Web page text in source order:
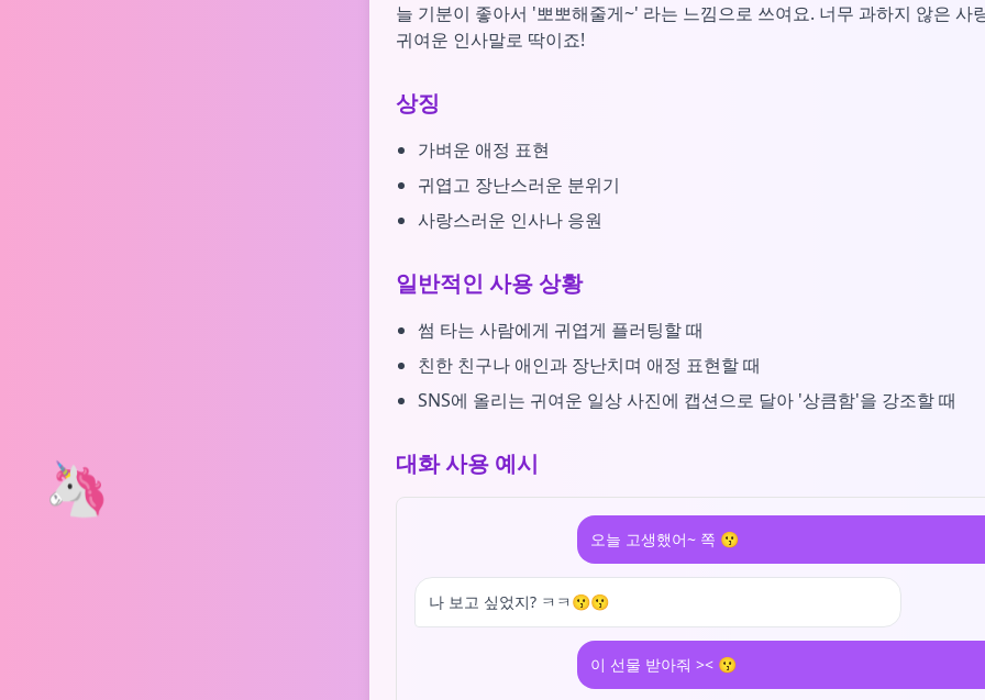
🦄
늘 기분이 좋아서 '뽀뽀해줄게~' 라는 느낌으로 쓰여요. 너무 과하지 않은 사
귀여운 인사말로 딱이죠!
상징
가벼운 애정 표현
귀엽고 장난스러운 분위기
사랑스러운 인사나 응원
일반적인 사용 상황
썸 타는 사람에게 귀엽게 플러팅할 때
친한 친구나 애인과 장난치며 애정 표현할 때
SNS에 올리는 귀여운 일상 사진에 캡션으로 달아 '상큼함'을 강조할 때
대화 사용 예시
오늘 고생했어~ 쪽 😗
나 보고 싶었지? ㅋㅋ😗😗
이 선물 받아줘 >< 😗